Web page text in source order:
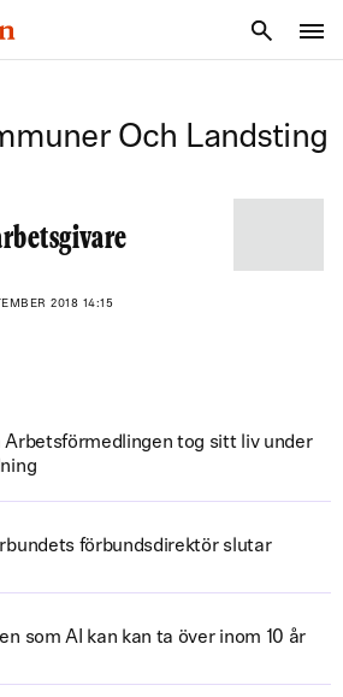
Och Landsting
2018 14:15
Arbetsförmedlingen tog sitt liv under
förbundsdirektör slutar
som AI kan kan ta över inom 10 år